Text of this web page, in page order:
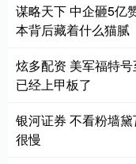
谋略天下 中企砸5亿
本背后藏着什么猫腻
炫多配资 美军福特
已经上甲板了
银河证券 不看粉墙
很慢